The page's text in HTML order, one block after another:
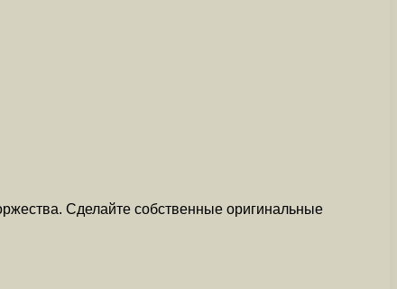
Сделайте собственные оригинальные